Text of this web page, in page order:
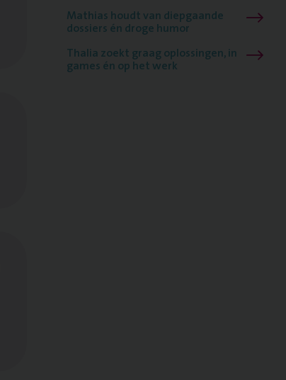
Mathias houdt van diepgaande
dossiers én droge humor
Thalia zoekt graag oplossingen, in
games én op het werk